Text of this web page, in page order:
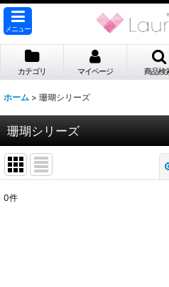
メニュー
カテゴリ マイページ 商品検
ホーム > 珊瑚シリーズ
珊瑚シリーズ
0件